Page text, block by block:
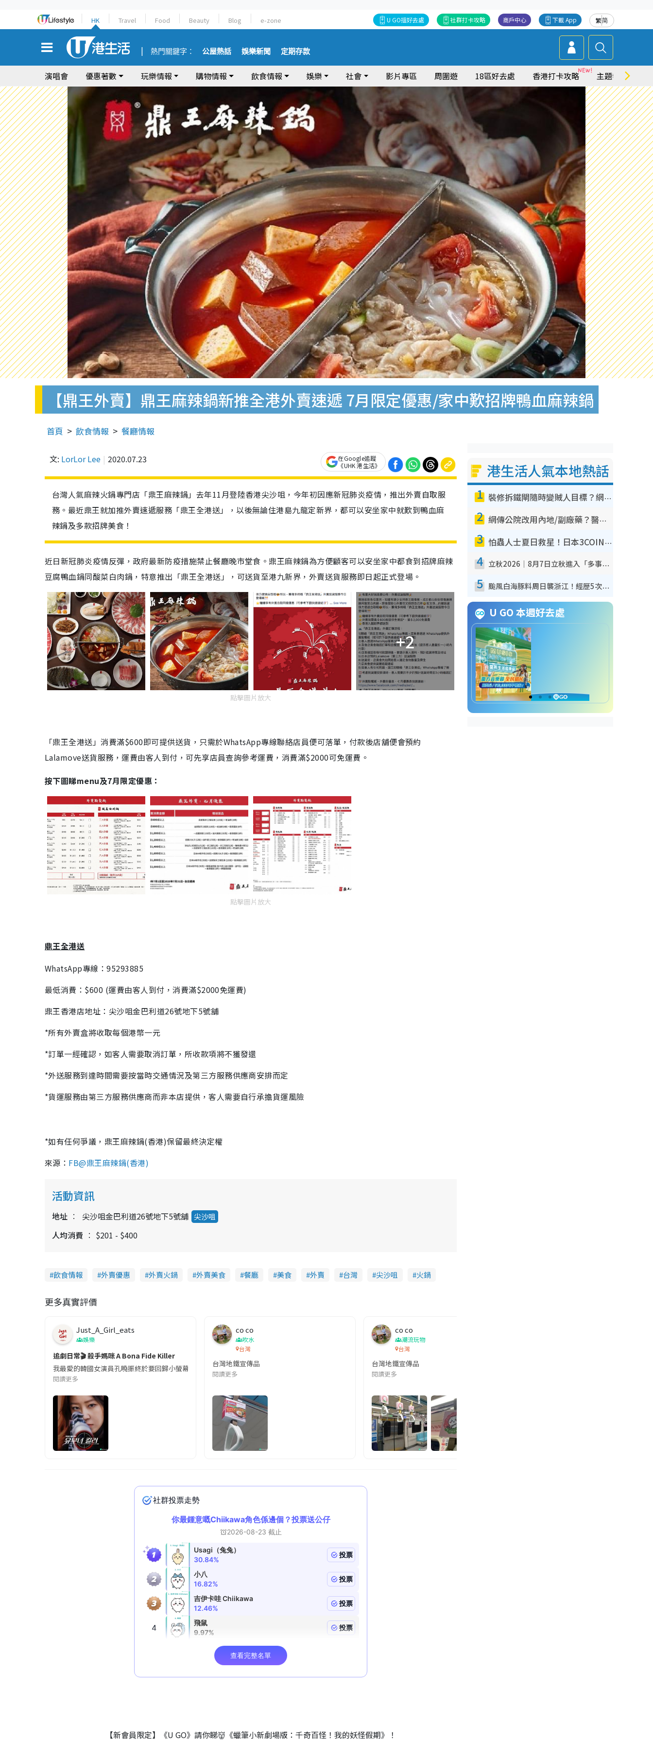
HK Travel Food Beauty Blog e-zone 繁简
下載 App
商戶中心
社群打卡攻略
U GO搵好去處
熱門關鍵字： 公屋熱話 娛樂新聞 定期存款
演唱會 優惠著數 玩樂情報 購物情報 飲食情報 娛樂 社會 影片專區 周圍遊 18區好去處 香港打卡攻略 主題特集
【鼎王外賣】鼎王麻辣鍋新推全港外賣速遞 7月限定優惠/家中歎招牌鴨血麻辣鍋
首頁 飲食情報 餐廳情報
文: LorLor Lee 2020.07.23
在Google追蹤
《UHK 港生活》
台灣人氣麻辣火鍋專門店「鼎王麻辣鍋」去年11月登陸香港尖沙咀，今年初因應新冠肺炎疫情，推出外賣自取服
務。最近鼎王就加推外賣速遞服務「鼎王全港送」，以後無論住港島九龍定新界，都可以安坐家中就歎到鴨血麻
辣鍋及多款招牌美食！
近日新冠肺炎疫情反彈，政府最新防疫措施禁止餐廳晚市堂食。鼎王麻辣鍋為方便顧客可以安坐家中都食到招牌麻辣
豆腐鴨血鍋同酸菜白肉鍋，特意推出「鼎王全港送」，可送貨至港九新界，外賣送貨服務即日起正式登場。
+2
點擊圖片放大
「鼎王全港送」消費滿$600即可提供送貨，只需於WhatsApp專線聯絡店員便可落單，付款後店舖便會預約
Lalamove送貨服務，運費由客人到付，可先享店員查詢參考運費，消費滿$2000可免運費。
按下圖睇menu及7月限定優惠：
點擊圖片放大
鼎王全港送
WhatsApp專線：95293885
最低消費：$600 (運費由客人到付，消費滿$2000免運費)
鼎王香港店地址：尖沙咀金巴利道26號地下5號舖
*所有外賣盒將收取每個港幣一元
*訂單一經確認，如客人需要取消訂單，所收款項將不獲發還
*外送服務到達時間需要按當時交通情況及第三方服務供應商安排而定
*貨運服務由第三方服務供應商而非本店提供，客人需要自行承擔貨運風險
*如有任何爭議，鼎王麻辣鍋(香港)保留最終決定權
來源： FB@鼎王麻辣鍋(香港)
活動資訊
地址 尖沙咀金巴利道26號地下5號舖 尖沙咀
人均消費 $201 - $400
飲食情報 外賣優惠 外賣火鍋 外賣美食 餐廳 美食 外賣 台灣 尖沙咀 火鍋
更多真實評價
Just_A_Girl_eats
娛樂
追劇日常🎬 殺手媽咪 A Bona Fide Killer
我最愛的韓國女演員孔曉振終於要回歸小螢幕啦!這次的劇本改編自同名網絡漫畫,故事主軸圍繞女主角柳寶娜 —— 表面上是一間公司的職員,但其實暗地裡是負責處決逃過法網罪犯的阻擊手｡ 劇情從
閱讀更多
co co
吹水
台灣
台灣地鐵宣傳品
閱讀更多
co co
潮流玩物
台灣
台灣地鐵宣傳品
閱讀更多
【新會員限定】《U GO》請你睇👹《蠟筆小新劇場版：千奇百怪！我的妖怪假期》！
港生活人氣本地熱話
1 裝修拆鐵閘隨時變賊人目標？網民揭2大關鍵用途：裝新式等於白裝？附新舊鐵閘分別
2 網傳公院改用內地/副廠藥？醫生拆解正副廠分別 揭4類人換藥隨時出事
3 怕蟲人士夏日救星！日本3COINS爆紅驅蟲神器$45起 1招「全程免觸碰」輕鬆搞定小強
4 立秋2026｜8月7日立秋進入「多事之秋」 3件事唔做得！專家教6招開運 清枱頭／銀包納氣接好運
5 颱風白海豚料周日襲浙江！經歷5次「眼牆置換」極罕見 成登陸內地最長途颱風
U GO 本週好去處